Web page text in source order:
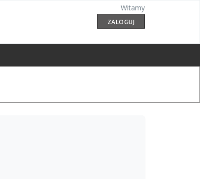
Witamy
ZALOGUJ